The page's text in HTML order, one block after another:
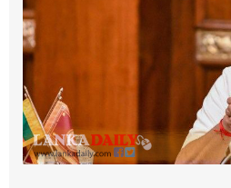
Life
විඩියෝ ගැලරිය